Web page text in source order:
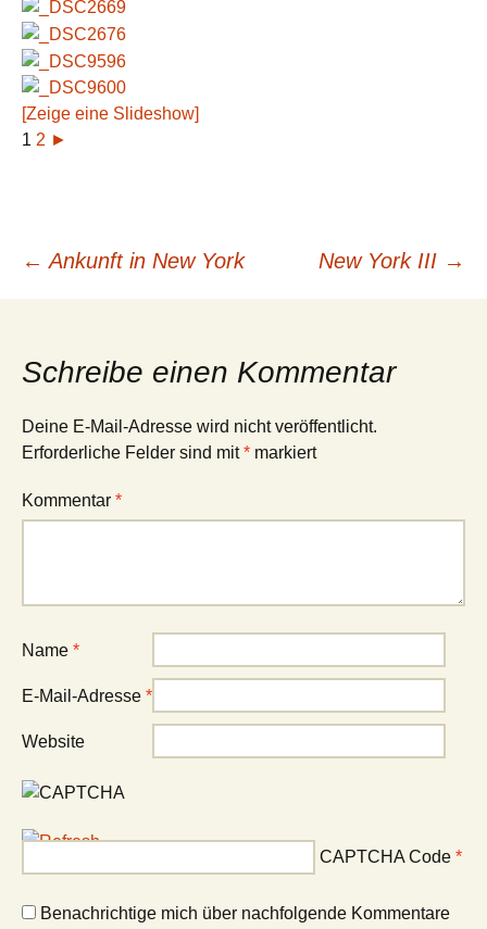
[Zeige eine Slideshow]
1 2 ►
Beitragsnavigation
← Ankunft in New York New York III →
Schreibe einen Kommentar
Deine E-Mail-Adresse wird nicht veröffentlicht.
Erforderliche Felder sind mit* markiert
Kommentar *
Name *
E-Mail-Adresse *
Website
CAPTCHA Code *
Benachrichtige mich über nachfolgende Kommentare